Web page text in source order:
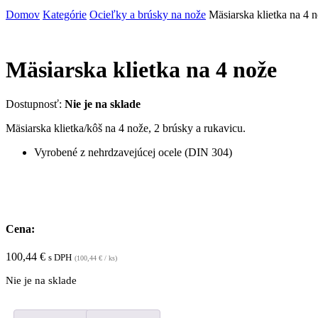
Domov Kategórie Ocieľky a brúsky na nože Mäsiarska klietka na 4
Mäsiarska klietka na 4 nože
Dostupnosť: Nie je na sklade
Mäsiarska klietka/kôš na 4 nože, 2 brúsky a rukavicu.
Vyrobené z nehrdzavejúcej ocele (DIN 304)
Cena:
100,44 € s DPH (100,44 € / ks)
Nie je na sklade